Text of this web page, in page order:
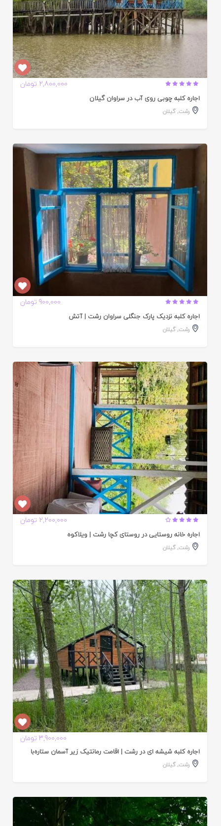
2,800,000 تومان
اجاره کلبه چوبی روی آب در سراوان گیلان
رشت,گیلان
900,000 تومان
اجاره کلبه نزدیک پارک جنگلی سراوان رشت | آتش
رشت,گیلان
2,200,000 تومان
اجاره خانه روستایی در روستای کچا رشت | ویلاکوه
رشت,گیلان
3,900,000 تومان
اجاره کلبه شیشه ای در رشت | اقامت رمانتیک زیر آسمان ستاره‌با
رشت,گیلان